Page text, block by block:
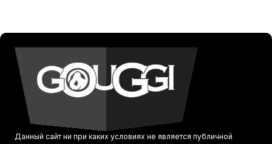
Данный сайт ни при каких условиях не является публичной